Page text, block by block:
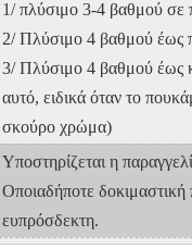
1/ πλύσιμο 3-4 βαθμού σε
2/ Πλύσιμο 4 βαθμού έως
3/ Πλύσιμο 4 βαθμού έως
αυτό, ειδικά όταν το
σκούρο χρώμα)
Υποστηρίζεται η
Οποιαδήποτε δοκιμαστική
ευπρόσδεκτη.